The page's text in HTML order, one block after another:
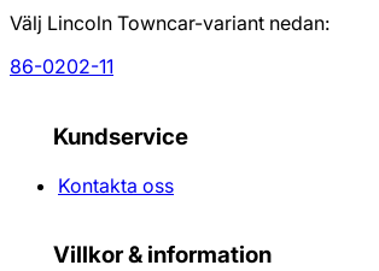
Välj Lincoln Towncar-variant nedan:
86-0202-11
Kundservice
Kontakta oss
Villkor & information